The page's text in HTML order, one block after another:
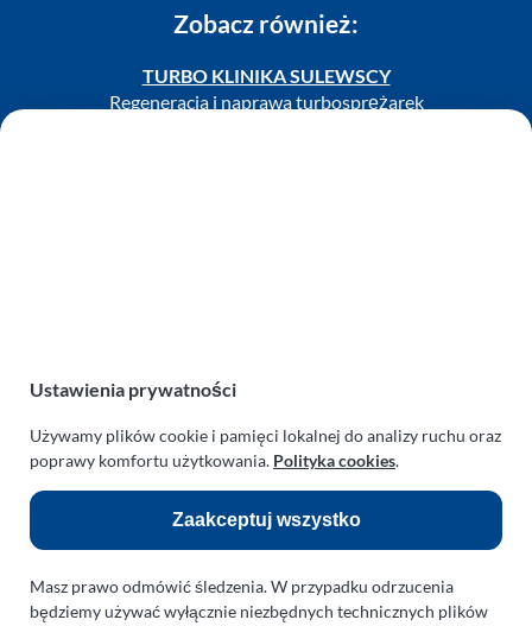
Zobacz również:
TURBO KLINIKA SULEWSCY
Regeneracja i naprawa turbosprężarek
Odnośniki:
Flight Operations Consulting
Bolling Modellballone
Motopark Koszalin
Farma Agroturystyczna
Rodzina Wolarków
Ustawienia prywatności
Używamy plików cookie i pamięci lokalnej do analizy ruchu oraz
poprawy komfortu użytkowania. Polityka cookies.
Zaakceptuj wszystko
Masz prawo odmówić śledzenia. W przypadku odrzucenia
będziemy używać wyłącznie niezbędnych technicznych plików